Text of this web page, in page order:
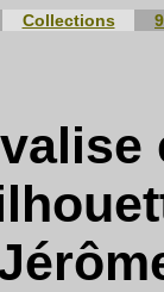
Collections